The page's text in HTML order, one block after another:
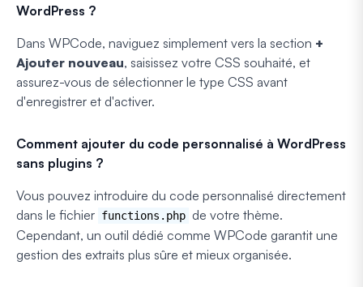
WordPress ?
Dans WPCode, naviguez simplement vers la section +
Ajouter nouveau, saisissez votre CSS souhaité, et
assurez-vous de sélectionner le type CSS avant
d'enregistrer et d'activer.
Comment ajouter du code personnalisé à WordPress
sans plugins ?
Vous pouvez introduire du code personnalisé directement
dans le fichier functions.php de votre thème.
Cependant, un outil dédié comme WPCode garantit une
gestion des extraits plus sûre et mieux organisée.